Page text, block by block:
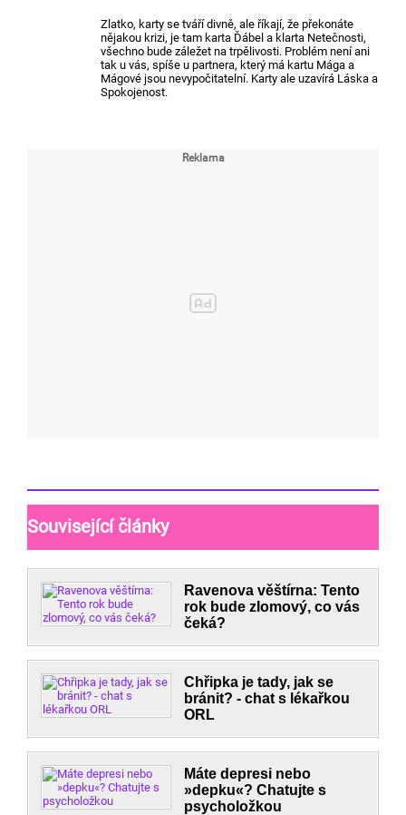
Zlatko, karty se tváří divně, ale říkají, že překonáte
nějakou krizi, je tam karta Ďábel a klarta Netečnosti,
všechno bude záležet na trpělivosti. Problém není ani
tak u vás, spíše u partnera, který má kartu Mága a
Mágové jsou nevypočitatelní. Karty ale uzavírá Láska a
Spokojenost.
Související články
Ravenova věštírna: Tento
rok bude zlomový, co vás
čeká?
Chřipka je tady, jak se
bránit? - chat s lékařkou
ORL
Máte depresi nebo
»depku«? Chatujte s
psycholožkou